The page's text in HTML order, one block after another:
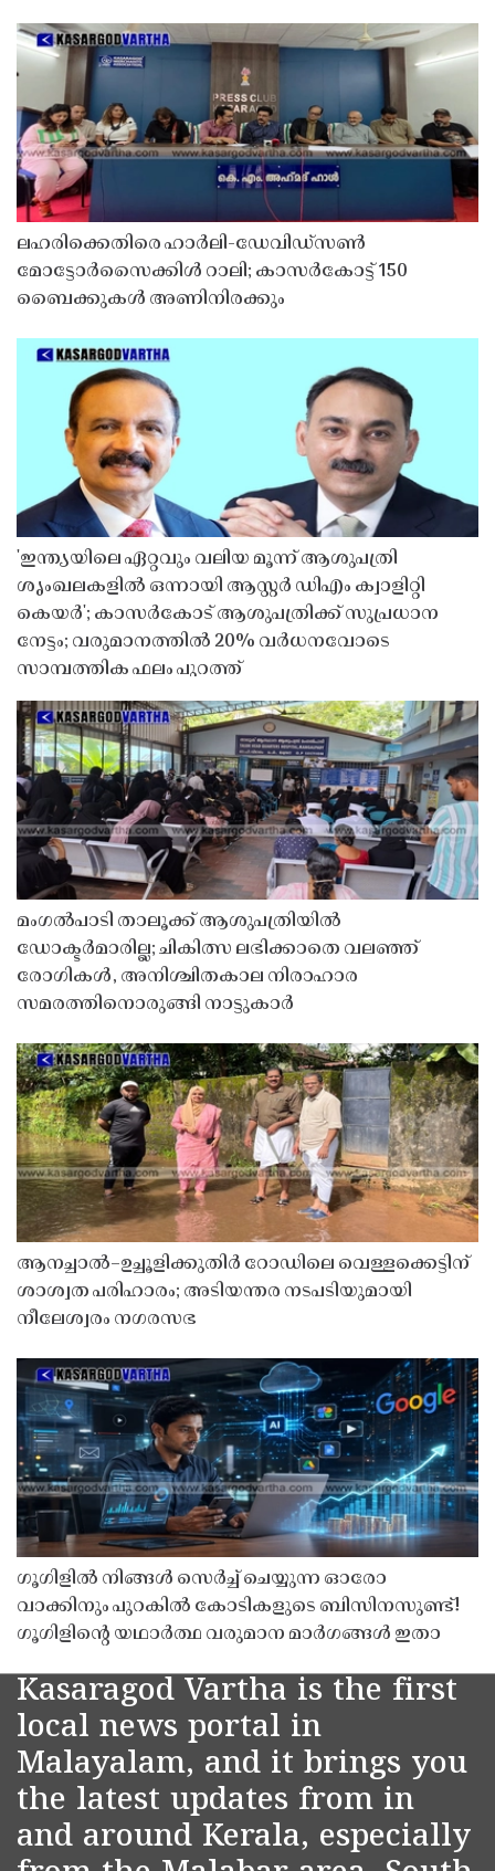
ലഹരിക്കെതിരെ ഹാർലി-ഡേവിഡ്‌സൺ
മോട്ടോർസൈക്കിൾ റാലി; കാസർകോട്ട് 150
ബൈക്കുകൾ അണിനിരക്കും
'ഇന്ത്യയിലെ ഏറ്റവും വലിയ മൂന്ന് ആശുപത്രി
ശൃംഖലകളിൽ ഒന്നായി ആസ്റ്റർ ഡിഎം ക്വാളിറ്റി
കെയർ'; കാസർകോട് ആശുപത്രിക്ക് സുപ്രധാന
നേട്ടം; വരുമാനത്തിൽ 20% വർധനവോടെ
സാമ്പത്തിക ഫലം പുറത്ത്
മംഗൽപാടി താലൂക്ക് ആശുപത്രിയിൽ
ഡോക്ടർമാരില്ല; ചികിത്സ ലഭിക്കാതെ വലഞ്ഞ്
രോഗികൾ, അനിശ്ചിതകാല നിരാഹാര
സമരത്തിനൊരുങ്ങി നാട്ടുകാർ
ആനച്ചാൽ–ഉച്ചൂളിക്കുതിർ റോഡിലെ വെള്ളക്കെട്ടിന്
ശാശ്വത പരിഹാരം; അടിയന്തര നടപടിയുമായി
നീലേശ്വരം നഗരസഭ
ഗൂഗിളിൽ നിങ്ങൾ സെർച്ച് ചെയ്യുന്ന ഓരോ
വാക്കിനും പുറകിൽ കോടികളുടെ ബിസിനസുണ്ട്!
ഗൂഗിളിന്റെ യഥാർത്ഥ വരുമാന മാർഗങ്ങൾ ഇതാ
Kasaragod Vartha is the first
local news portal in
Malayalam, and it brings you
the latest updates from in
and around Kerala, especially